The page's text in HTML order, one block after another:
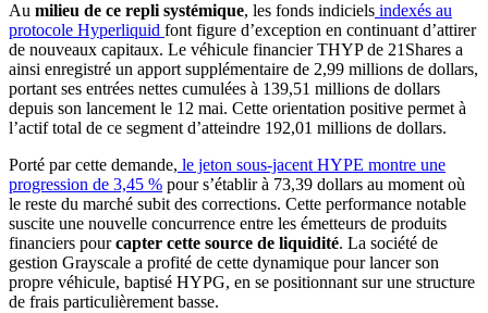
Au milieu de ce repli systémique, les fonds indiciels indexés au
protocole Hyperliquid font figure d’exception en continuant d’attirer
de nouveaux capitaux. Le véhicule financier THYP de 21Shares a
ainsi enregistré un apport supplémentaire de 2,99 millions de dollars,
portant ses entrées nettes cumulées à 139,51 millions de dollars
depuis son lancement le 12 mai. Cette orientation positive permet à
l’actif total de ce segment d’atteindre 192,01 millions de dollars.
Porté par cette demande, le jeton sous-jacent HYPE montre une
progression de 3,45 % pour s’établir à 73,39 dollars au moment où
le reste du marché subit des corrections. Cette performance notable
suscite une nouvelle concurrence entre les émetteurs de produits
financiers pourcapter cette source de liquidité. La société de
gestion Grayscale a profité de cette dynamique pour lancer son
propre véhicule, baptisé HYPG, en se positionnant sur une structure
de frais particulièrement basse.